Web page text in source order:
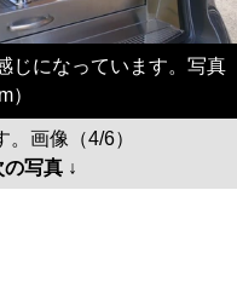
じになっています。写真
）
画像（4/6）
写真 ↓